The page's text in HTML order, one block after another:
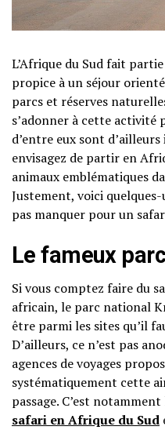
L’Afrique du Sud fait
propice à un séjour
parcs et réserves
s’adonner à cette activité
d’entre eux sont
envisagez de partir en
animaux emblématiques
Justement, voici
pas manquer pour un
Le fameux
Si vous comptez faire du
africain, le parc national
être parmi les sites qu’il
D’ailleurs, ce n’est pas
agences de voyages
systématiquement cette
passage. C’est notamment
safari en Afrique du Sud